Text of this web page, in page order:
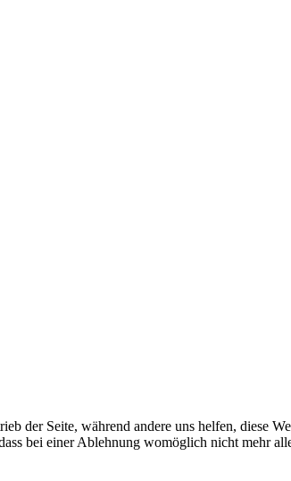
der Seite, während andere uns helfen, diese
bei einer Ablehnung womöglich nicht mehr